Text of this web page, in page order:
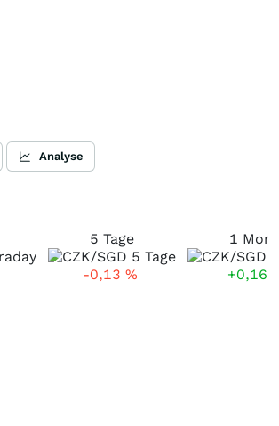
Analyse
5 Tage
-0,13 %
1
+0,16